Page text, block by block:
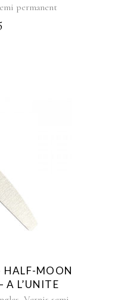
permanent
HALF-MOON
A L’UNITE